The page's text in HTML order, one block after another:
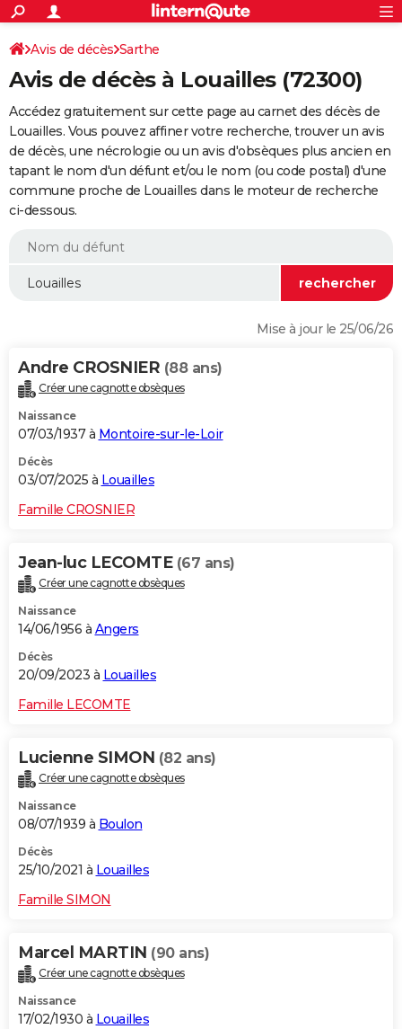
ACTUALITÉS
Politique
Société
Faits Divers
Education
Monde
Villes
+
SPORT
Coupe du monde 2026
Football
Tennis
Cyclisme
Rugby
Forum
Programme TV
TNTStreaming
Cinéma
Sorties cinéma
Musique
+
FINANCE
Retraite
Epargne
Immobilier
Risques naturels par ville
Assurance
AUTO
Essais
Réserver un essai
Citadines
Berlines
SUV
Forum auto
+HIGH-TECH
BRICOLAGE
WEEK-END
Alimentation
Guide de la santé
Maladies
Médicaments
Sommeil
VOYAGE
Destinations
City break
Voyage nature
Voyage de noces
Forum
Climat
+PHOTO
GUIDES D'ACHAT
Carte de Noël
Carte Bonne année
Carte Saint-Valentin
Carte Pâques
Carte d'anniversaire
DICTIONNAIRE
Dictionnaire
Biographies
Citations
Expressions
Proverbes
PROGRAMME TV
S'inscrire
Se connecter
Lycées
Collèges
Primaires
Universités
Entreprises
Service militaire
Avis de recherche
AVIS DE DÉCÈS
FORUM
Bricolage
Lifestyle
Culture
Television
Voyage
Avis de décès Sarthe
Avis de décès à Louailles (72300)
Accédez gratuitement sur cette page au carnet des décès de
Louailles. Vous pouvez affiner votre recherche, trouver un avis
de décès, une nécrologie ou un avis d'obsèques plus ancien en
tapant le nom d'un défunt et/ou le nom (ou code postal) d'une
commune proche de Louailles dans le moteur de recherche
ci-dessous.
Mise à jour le 25/06/26
Andre CROSNIER (88 ans)
Créer une cagnotte obsèques
Naissance
07/03/1937 à Montoire-sur-le-Loir
Décès
03/07/2025 à Louailles
Famille CROSNIER
Jean-luc LECOMTE (67 ans)
Créer une cagnotte obsèques
Naissance
14/06/1956 à Angers
Décès
20/09/2023 à Louailles
Famille LECOMTE
Lucienne SIMON (82 ans)
Créer une cagnotte obsèques
Naissance
08/07/1939 à Boulon
Décès
25/10/2021 à Louailles
Famille SIMON
Marcel MARTIN (90 ans)
Créer une cagnotte obsèques
Naissance
17/02/1930 à Louailles